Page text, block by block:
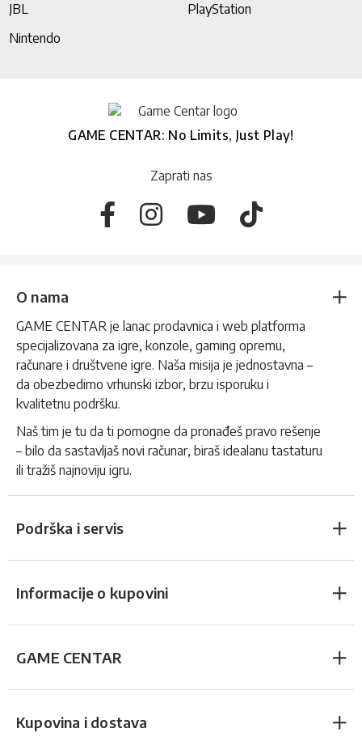
JBL
PlayStation
Nintendo
GAME CENTAR: No Limits, Just Play!
Zaprati nas
O nama
GAME CENTAR je lanac prodavnica i web platforma
specijalizovana za igre, konzole, gaming opremu,
računare i društvene igre. Naša misija je jednostavna –
da obezbedimo vrhunski izbor, brzu isporuku i
kvalitetnu podršku.
Naš tim je tu da ti pomogne da pronađeš pravo rešenje
– bilo da sastavljaš novi računar, biraš idealanu tastaturu
ili tražiš najnoviju igru.
Podrška i servis
Informacije o kupovini
GAME CENTAR
Kupovina i dostava